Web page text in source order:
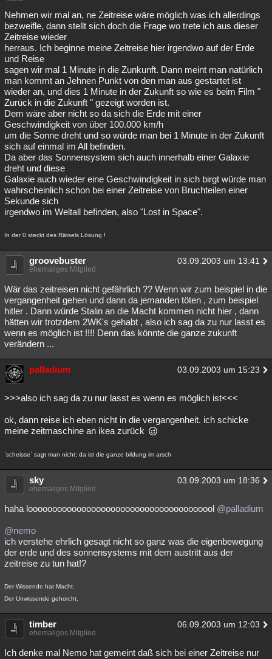
Nehmen wir mal an, ne Zeitreise wäre möglich was ich allerdings
bezweifle, dann stellt sich doch die Frage wo trete ich aus dieser
Zeitreise wieder
herraus. Ich beginne meine Zeitreise hier irgendwo auf der Erde
und Reise
sagen wir mal 1 Minute in die Zunkunft. Dann meint man natürlich
man kommt an Jehnen Punkt von den man aus gestartet ist
wieder an, und dies 1 Minute in der Zukunft so wie es beim Film "
Zurück in die Zukunft " gezeigt worden ist.
Dem wäre aber nicht so da sich die Erde mit einer
Geschwindigkeit von über 100.000 km/h
um die Sonne dreht und so würde man bei 1 Minute in der Zukunft
sich auf einmal im All befinden.
Da aber das Sonnensystem sich auch innerhalb einer Galaxie
dreht und diese
Galaxie auch wieder eine Geschwindigkeit in sich birgt würde man
wahrscheinlich schon bei einer Zeitreise von Bruchteilen einer
Sekunde sich
irgendwo im Weltall befinden, also "Lost in Space".
In der 0 steckt des Rätsels Lösung !
groovebuster 03.09.2003 um 13:41
ehemaliges Mitglied
Wär das zeitreisen nicht gefährlich ?? Wenn wir zum beispiel in die
vergangenheit gehen und dann da jemanden töten , zum beispiel
hitler . Dann würde Stalin an die Macht kommen nicht hier , dann
hätten wir trotzdem 2WK's gehabt , also ich sag da zu nur lasst es
wenn es möglich ist !!!! Denn das könnte die ganze zukunft
verändern ...
palladium 03.09.2003 um 15:23
>>>also ich sag da zu nur lasst es wenn es möglich ist<<<
ok, dann reise ich eben nicht in die vergangenheit. ich schicke
meine zeitmaschine an ikea zurück
`scheisse` sagt man nicht; da ist die ganze bildung im arsch
sky 03.09.2003 um 18:36
ehemaliges Mitglied
haha looooooooooooooooooooooooooooooooooooool @palladium
@nemo
ich verstehe ehrlich gesagt nicht so ganz was die eigenbewegung
der erde und des sonnensystems mit dem austritt aus der
zeitreise zu tun hat!?
Der Wissende hat Macht.
Der Unwissende gehorcht.
timber 06.09.2003 um 12:03
ehemaliges Mitglied
Ich denke mal Nemo hat gemeint daß sich bei einer Zeitreise nur